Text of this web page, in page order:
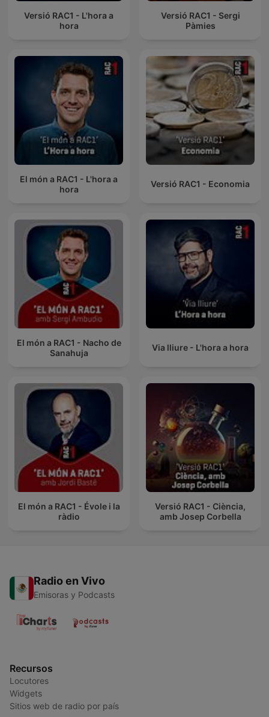
Versió RAC1 - L'hora a
hora
Versió RAC1 - Sergi
Pàmies
El món a RAC1 - L'hora a
hora
Versió RAC1 - Economia
El món a RAC1 - Nacho de
Sanahuja
Via lliure - L'hora a hora
El món a RAC1 - Évole i la
ràdio
Versió RAC1 - Ciència,
amb Josep Corbella
Radio en Vivo
Emisoras y Podcasts
Recursos
Locutores
Widgets
Sitios web de radio por país